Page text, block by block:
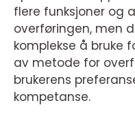
flere funksjoner og
overføringen, men
komplekse å bruke
av metode for
brukerens
kompetanse.